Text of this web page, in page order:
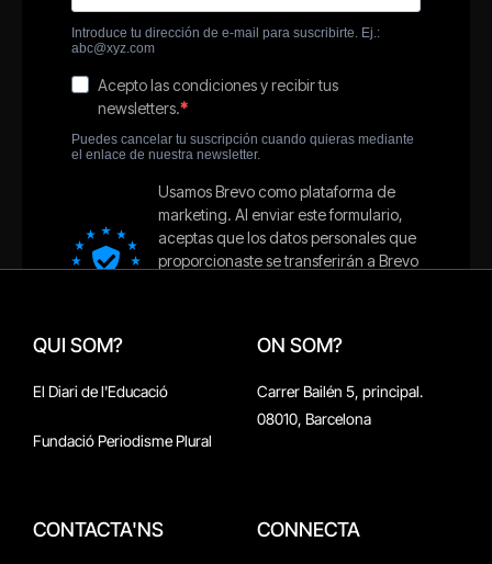
QUI SOM?
El Diari de l'Educació
Fundació Periodisme Plural
ON SOM?
Carrer Bailén 5, principal.
08010, Barcelona
CONTACTA'NS CONNECTA